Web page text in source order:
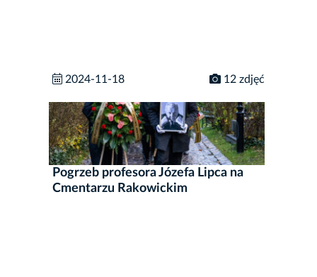
2024-11-18 12 zdjęć
Pogrzeb profesora Józefa Lipca na
Cmentarzu Rakowickim